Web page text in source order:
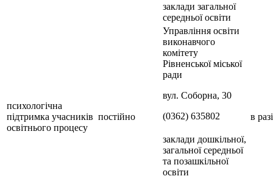
заклади загальної
середньої освіти
психологічна
підтримка учасників
освітнього процесу
постійно
Управління освіти
виконавчого
комітету
Рівненської міської
ради
вул. Соборна, 30
(0362) 635802
в
заклади дошкільної,
загальної середньої
та позашкільної
освіти